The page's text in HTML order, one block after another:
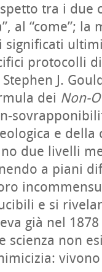
tra i due
al “come”;
significati
protocolli
J.
dei Non-
e della
due livelli
a piani
e si
già nel
scienza non